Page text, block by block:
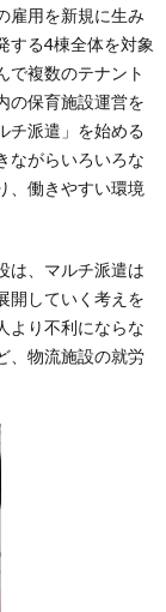
雇用を新規に生み
する4棟全体を対象
で複数のテナント
の保育施設運営を
チ派遣」を始める
ながらいろいろな
、働きやすい環境
は、マルチ派遣は
開していく考えを
より不利にならな
、物流施設の就労